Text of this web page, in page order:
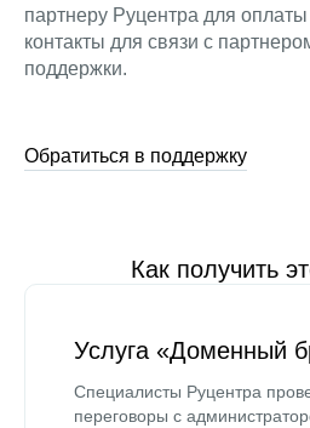
партнеру Руцентра для
контакты для связи с
поддержки.
Обратиться в поддержку
Как получить
Услуга «Доменный
Специалисты Руцентра
переговоры с